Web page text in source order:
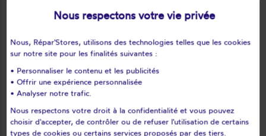
Massais
Mauléon
Mauzé-sur-le-mignon
Mauzé-thouarsais
Mazières-en-gâtine
Mazières-sur-béronne
Melle
Melleran
Messé
Moncoutant
Moncoutant-sur-Sèvre
Nous respectons votre vie privée
Nous, Répar'Stores, utilisons des technologies telles que les cookies
sur notre site pour les finalités suivantes :
• Personnaliser le contenu et les publicités
• Offrir une expérience personnalisée
• Analyser notre trafic.
Nous respectons votre droit à la confidentialité et vous pouvez
choisir d'accepter, de contrôler ou de refuser l'utilisation de certains
types de cookies ou certains services proposés par des tiers.